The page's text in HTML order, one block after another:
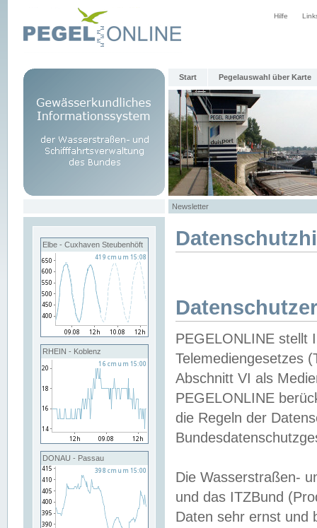
Hilfe
Start Pegelauswahl über Karte
Newsletter
Elbe - Cuxhaven Steubenhöft
RHEIN - Koblenz
DONAU - Passau
PEGELONLINE stellt
Telemediengesetzes
Abschnitt VI als
PEGELONLINE
die Regeln der
Die Wasserstraßen-
und das ITZBund
Daten sehr ernst und